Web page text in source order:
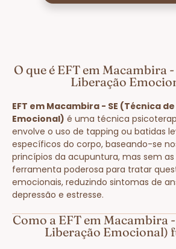
O que é EFT em Macambira
Liberação
EFT em Macambira - SE (Técnica
Emocional) é uma técnica
envolve o uso de tapping ou batidas
específicos do corpo, baseando-se
princípios da acupuntura, mas sem as
ferramenta poderosa para tratar
emocionais, reduzindo sintomas de
depressão e estresse.
Como a EFT em Macambira
Liberação Emocional)